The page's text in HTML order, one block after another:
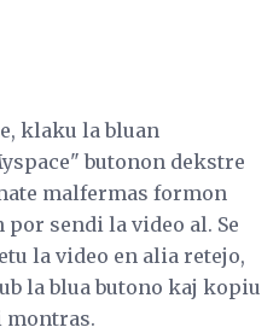
klaku la bluan
butonon dekstre
malfermas formon
sendi la video al. Se
la video en alia retejo,
la blua butono kaj kopiu
montras.